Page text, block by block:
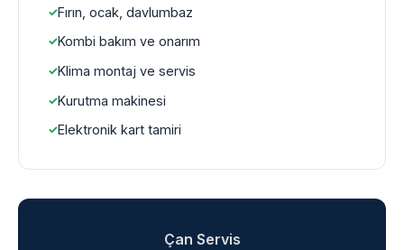
Fırın, ocak, davlumbaz
Kombi bakım ve onarım
Klima montaj ve servis
Kurutma makinesi
Elektronik kart tamiri
Çan Servis